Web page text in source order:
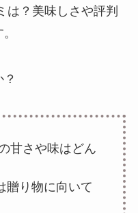
は？美味しさや評判
甘さや味はどん
贈り物に向いて